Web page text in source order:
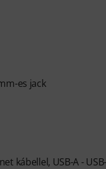
es jack
kábellel, USB-A -